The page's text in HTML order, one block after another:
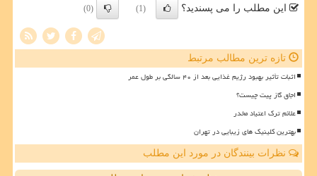
این مطلب را می پسندید؟ (1)
(0)
تازه ترین مطالب مرتبط
اثبات تأثیر بهبود رژیم غذایی بعد از ۴۰ سالگی بر طول عمر
اجاق گاز پیت چیست؟
علائم ترک اعتیاد مخدر
بهترین کلینیک های زیبایی در تهران
نظرات بینندگان در مورد این مطلب